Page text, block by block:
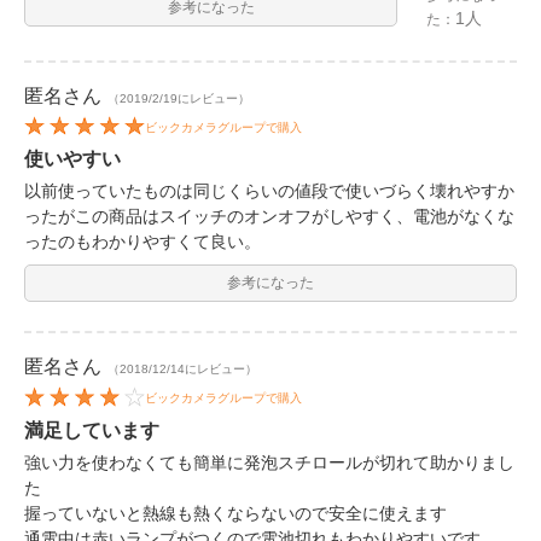
参考になった
た： 1人
匿名 さん （2019/2/19にレビュー）
ビックカメラグループで購入
使いやすい
以前使っていたものは同じくらいの値段で使いづらく壊れやすか
ったがこの商品はスイッチのオンオフがしやすく、電池がなくな
ったのもわかりやすくて良い。
参考になった
匿名 さん （2018/12/14にレビュー）
ビックカメラグループで購入
満足しています
強い力を使わなくても簡単に発泡スチロールが切れて助かりまし
た
握っていないと熱線も熱くならないので安全に使えます